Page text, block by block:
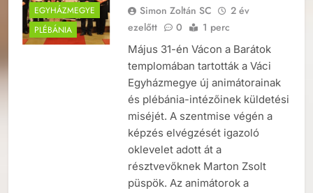
EGYHÁZMEGYE
PLÉBÁNIA
Simon Zoltán SC
2 év
ezelőtt
0 1 perc
Május 31-én Vácon a Barátok
templomában tartották a Váci
Egyházmegye új animátorainak
és plébánia-intézőinek küldetési
miséjét. A szentmise végén a
képzés elvégzését igazoló
oklevelet adott át a
résztvevőknek Marton Zsolt
püspök. Az animátorok a